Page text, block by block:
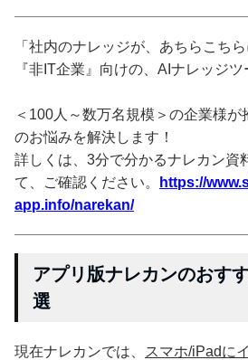
「社内のナレッジが、あちらこち
『非IT企業』向けの、AIナレッジツ
＜100人～数万名規模＞の企業様
のお悩みを解決します！
詳しくは、3分で分かるナレカン資
て、ご確認ください。
https://
app.info/narekan/
アプリ版ナレカンのおす
選
現在ナレカンでは、
スマホ/iPadに